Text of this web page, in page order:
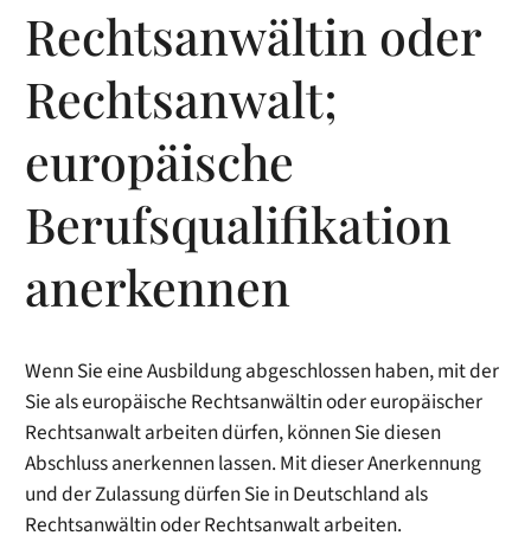
Rechtsanwältin oder
Rechtsanwalt;
europäische
Berufsqualifikation
anerkennen
Wenn Sie eine Ausbildung abgeschlossen haben, mit der
Sie als europäische Rechtsanwältin oder europäischer
Rechtsanwalt arbeiten dürfen, können Sie diesen
Abschluss anerkennen lassen. Mit dieser Anerkennung
und der Zulassung dürfen Sie in Deutschland als
Rechtsanwältin oder Rechtsanwalt arbeiten.